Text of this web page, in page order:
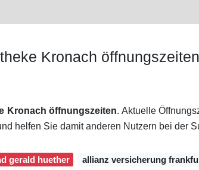
Kronach öffnungszeiten
Kronach öffnungszeiten. Aktuelle
helfen Sie damit anderen Nutzern bei der
gerald huether allianz versicherung